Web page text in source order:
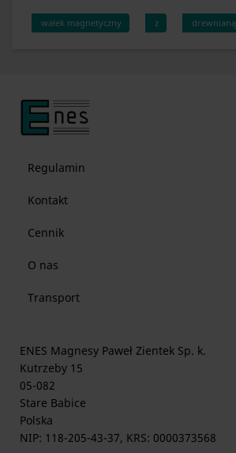
wałek magnetyczny z drewnianą
Regulamin
Kontakt
Cennik
O nas
Transport
ENES Magnesy Paweł Zientek Sp. k.
Kutrzeby 15
05-082
Stare Babice
Polska
NIP: 118-205-43-37, KRS: 0000373568